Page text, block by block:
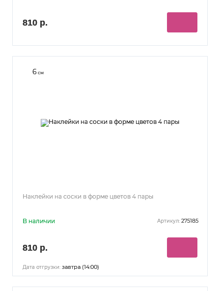
810 р.
6 см
Наклейки на соски в форме цветов 4 пары
В наличии Артикул: 275185
810 р.
Дата отгрузки: завтра (14:00)